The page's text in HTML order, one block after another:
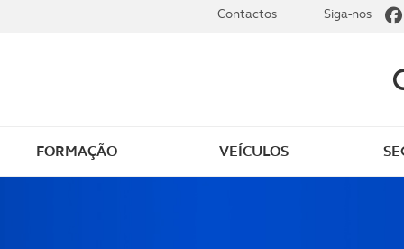
FORMAÇÃO VEÍCULOS
Contactos Siga-nos